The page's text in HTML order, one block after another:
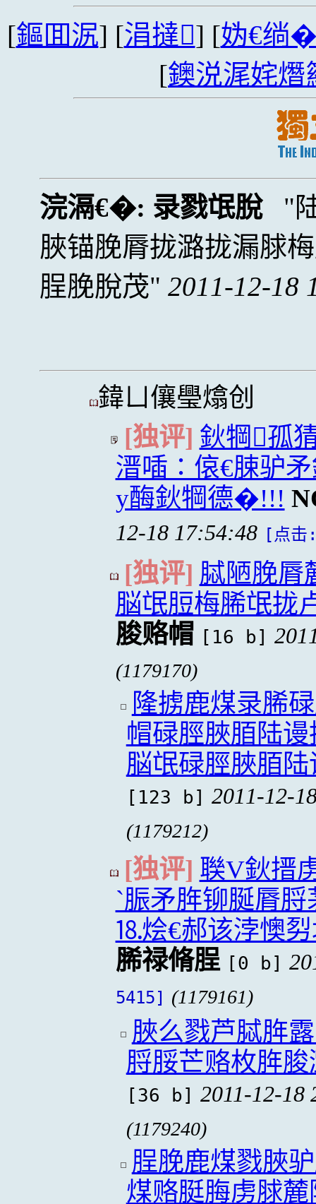
[鏂囬泦] [涓撻] [妫€绱
[鐭涚浘姹熸
浣滆€�: 录戮氓脫
脥锚脕脣拢潞拢漏脙
脭脕脫茂
2011-12-18
鍏ㄩ儴璺熻创
[独评] 鈥犅孤
溍喢∶偯€脨驴
y酶鈥犅德�!!!
12-18 17:54:48 [点
[独评] 脦陋脕脣
脳氓脰梅脪氓拢
脧赂帽 [16 b]
(1179170)
隆掳鹿煤录脪
帽碌脛脥脜陆
脳氓碌脛脥脜
[123 b] 2011-12-
(1179212)
[独评] 聫V鈥搢
`脤矛脌铆脠脣
⒙烩€郝该浡懊
脪禄脩脭 [0 b]
5415] (1179161)
脥么戮芦脦脌
脟脮芒赂枚脌
[36 b] 2011-12-18
(1179240)
脭脕鹿煤戮脥
煤赂脡脢虏脙